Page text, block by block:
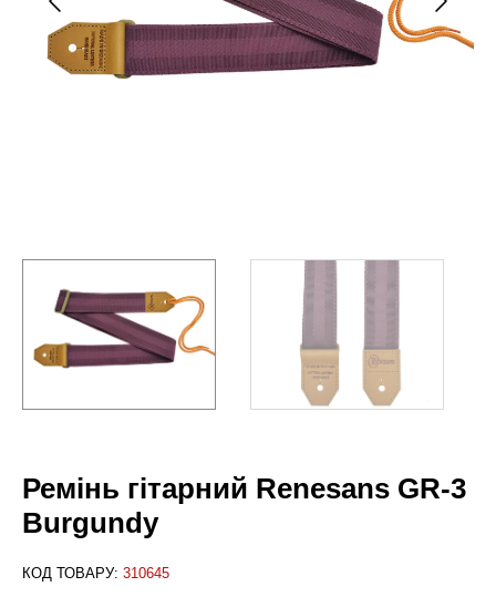
Ремінь гітарний Renesans GR-3
Burgundy
КОД ТОВАРУ: 310645